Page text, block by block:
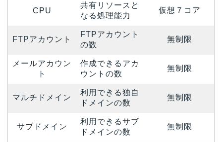
CPU
共有リソースと
なる処理能力
仮想７コア
FTPアカウント
FTPアカウント
の数
無制限
メールアカウン
ト
作成できるアカ
ウントの数
無制限
マルチドメイン
利用できる独自
ドメインの数
無制限
サブドメイン
利用できるサブ
ドメインの数
無制限